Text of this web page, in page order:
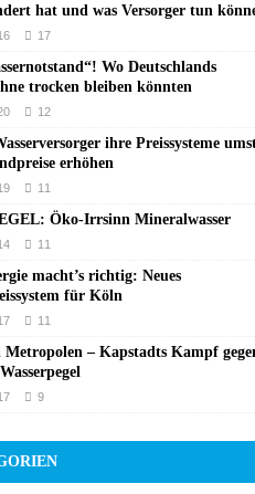
hat und was Versorger tun
17
Wo Deutschlands
trocken bleiben könnten
12
ihre Preissysteme
erhöhen
11
Öko-Irrsinn Mineralwasser
11
macht’s richtig: Neues
für Köln
11
Metropolen – Kapstadts Kampf
9